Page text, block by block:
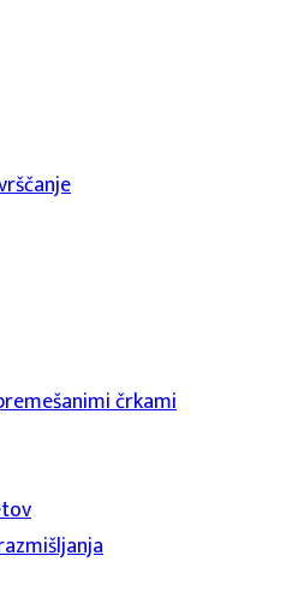
črkami